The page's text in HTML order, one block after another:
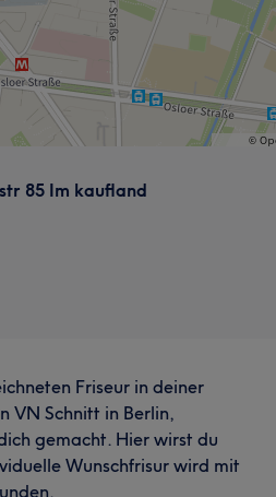
85 Im kaufland
Friseur in deiner
VN Schnitt in Berlin,
gemacht. Hier wirst du
Wunschfrisur wird mit